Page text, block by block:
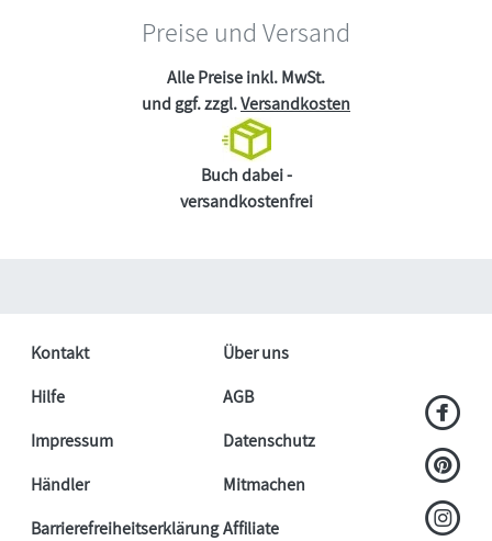
Preise und Versand
Alle Preise inkl. MwSt.
und ggf. zzgl.Versandkosten
Buch dabei -
versandkostenfrei
Kontakt
Über uns
Hilfe
AGB
Impressum
Datenschutz
Händler
Mitmachen
BarrierefreiheitserklärungAffiliate